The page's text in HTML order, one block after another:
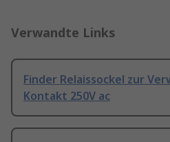
Verwandte Links
Finder Relaissockel zur
Kontakt 250V ac